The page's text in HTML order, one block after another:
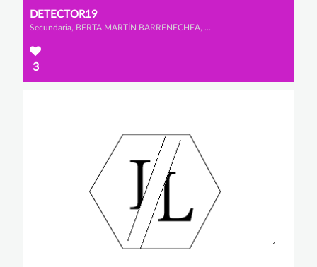
DETECTOR19
Secundaria, BERTA MARTÍN BARRENECHEA, CELIA FLORIANO VELASCO y LUCÍA GONZÁLEZ RAMOS
3